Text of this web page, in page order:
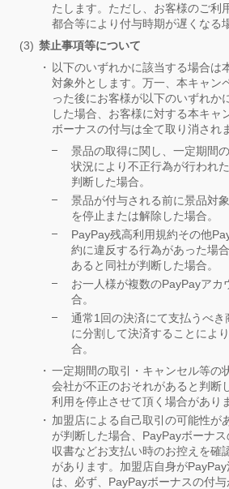
たします。ただし、お客様のご利
都合等により付与時期が遅くなる
禁止事項等について
以下のいずれかに該当する場合は
対象外とします。万一、本キャン
った後にお客様が以下のいずれか
した場合、お客様に対する本キャ
ボーナスの付与は全て取り消され
景品の取得に関し、一定期間
状況により不正行為が行われ
判断した場合。
景品が付与される前に景品対
を停止または解除した場合。
PayPay残高利用規約その他
約に違反する行為があった場
あると同社が判断した場合。
お一人様が複数のPayPayアカ
合。
通常1回の決済にて支払うべき
に分割して決済することによ
合。
一定期間の取引・キャンセル等の
会社が不正のおそれがあると判断
利用を停止させて頂く場合があり
加盟店による自己取引の可能性が
が判断した場合、PayPayボーナ
収書などお支払い時のお控えを確
があります。加盟店自身が
は、必ず、PayPayボーナスの付